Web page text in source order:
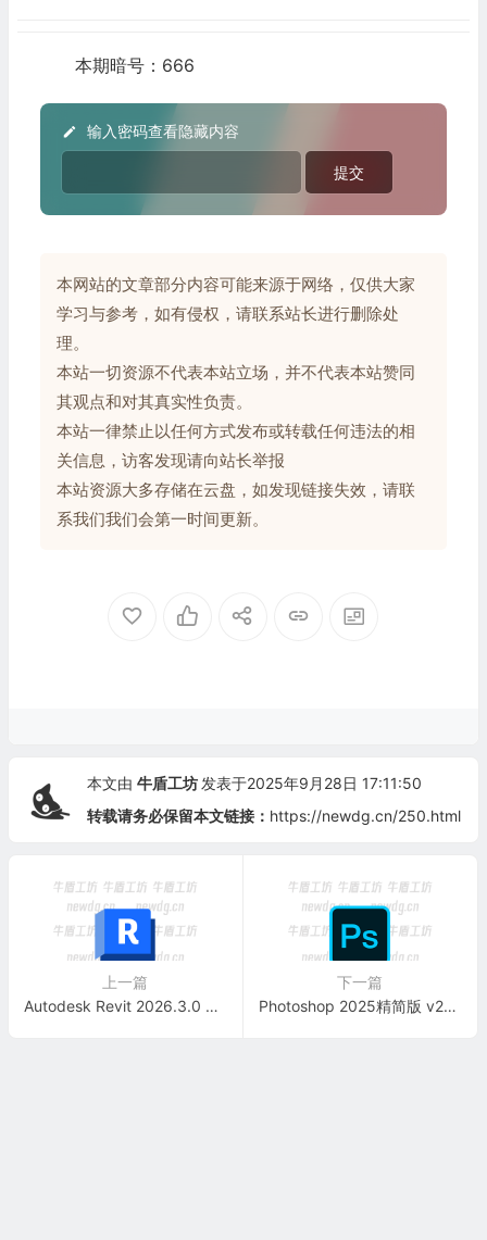
本期暗号：666
输入密码查看隐藏内容
本网站的文章部分内容可能来源于网络，仅供大家
学习与参考，如有侵权，请联系站长进行删除处
理。
本站一切资源不代表本站立场，并不代表本站赞同
其观点和对其真实性负责。
本站一律禁止以任何方式发布或转载任何违法的相
关信息，访客发现请向站长举报
本站资源大多存储在云盘，如发现链接失效，请联
系我们我们会第一时间更新。
本文由 牛盾工坊 发表于2025年9月28日 17:11:50
转载请务必保留本文链接： https://newdg.cn/250.html
上一篇
Autodesk Revit 2026.3.0 建筑信息模型（BIM）的核心利器 多语言中文破解版
下一篇
Photoshop 2025精简版 v26.11.0 免激活 绿色便携版